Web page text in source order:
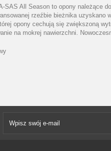
SAS All Season to opony należące
rzeźbie bieżnika
opony cechują się zwiększoną
na mokrej nawierzchni.